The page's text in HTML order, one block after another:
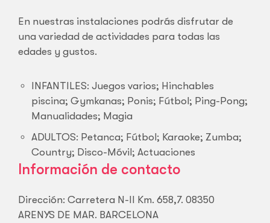
En nuestras instalaciones podrás disfrutar de
una variedad de actividades para todas las
edades y gustos.
INFANTILES: Juegos varios; Hinchables
piscina; Gymkanas; Ponis; Fútbol; Ping-Pong;
Manualidades; Magia
ADULTOS: Petanca; Fútbol; Karaoke; Zumba;
Country; Disco-Móvil; Actuaciones
Información de contacto
Dirección: Carretera N-II Km. 658,7. 08350
ARENYS DE MAR. BARCELONA